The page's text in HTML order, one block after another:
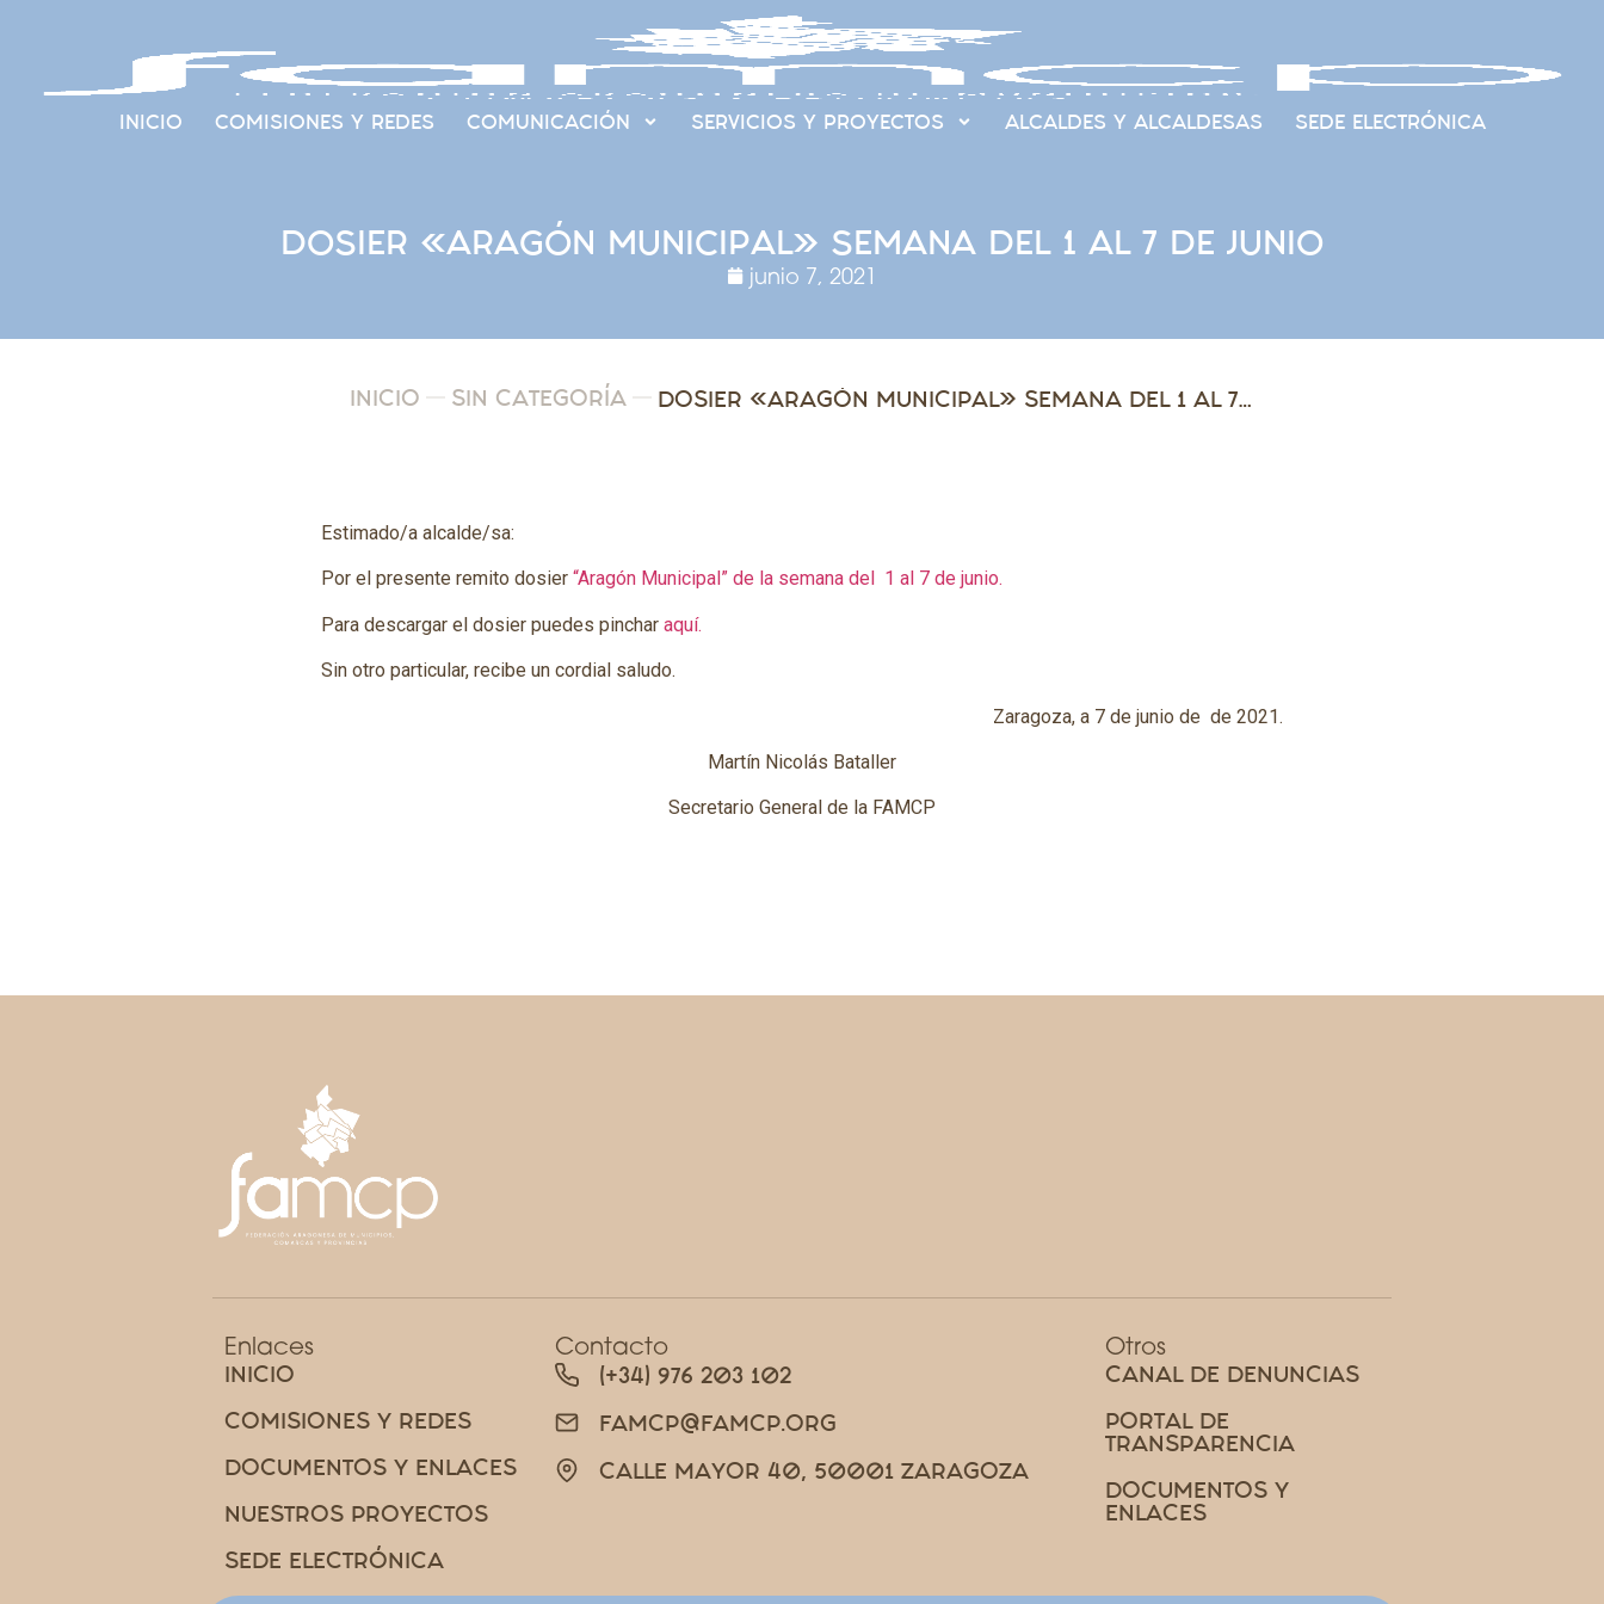
INICIO COMISIONES Y REDES COMUNICACIÓN SERVICIOS Y PROYECTOS ALCALDES Y ALCALDESAS SEDE ELECTRÓNICA
DOSIER «ARAGÓN MUNICIPAL» SEMANA DEL 1 AL 7 DE JUNIO
junio 7, 2021
INICIO SIN CATEGORÍA DOSIER «ARAGÓN MUNICIPAL» SEMANA DEL 1 AL 7 DE JUNIO
Estimado/a alcalde/sa:
Por el presente remito dosier “Aragón Municipal” de la semana del 1 al 7 de junio.
Para descargar el dosier puedes pinchar aquí.
Sin otro particular, recibe un cordial saludo.
Zaragoza, a 7 de junio de de 2021.
Martín Nicolás Bataller
Secretario General de la FAMCP
Enlaces
INICIO
COMISIONES Y REDES
DOCUMENTOS Y ENLACES
NUESTROS PROYECTOS
SEDE ELECTRÓNICA
Contacto
(+34) 976 203 102
FAMCP@FAMCP.ORG
CALLE MAYOR 40, 50001 ZARAGOZA
Otros
CANAL DE DENUNCIAS
PORTAL DE
TRANSPARENCIA
DOCUMENTOS Y
ENLACES